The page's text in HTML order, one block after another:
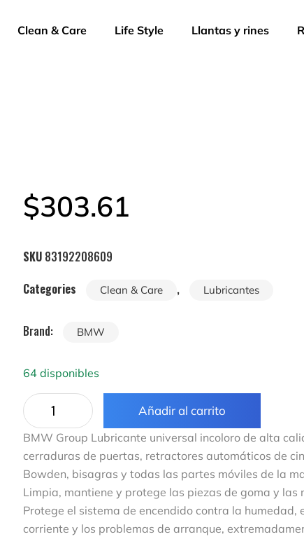
Clean & Care Life Style Llantas y rines
$303.61
SKU 83192208609
Categories
Clean & Care , Lubricantes
Brand: BMW
64 disponibles
Añadir al carrito
BMW Group Lubricante universal incoloro de alta
cerraduras de puertas, retractores automáticos de
Bowden, bisagras y todas las partes móviles de la
Limpia, mantiene y protege las piezas de goma y las
Protege el sistema de encendido contra la humedad,
corriente y los problemas de arranque,